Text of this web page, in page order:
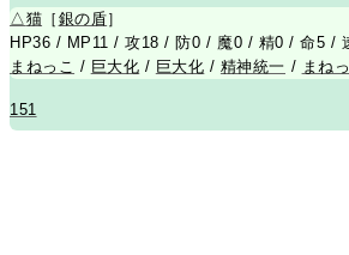
△ 猫 ［ 銀の盾］
HP36 / MP11 / 攻18 / 防0 / 魔0 / 精0 / 命5 /
まねっこ / 巨大化 / 巨大化 / 精神統一 / まね
151